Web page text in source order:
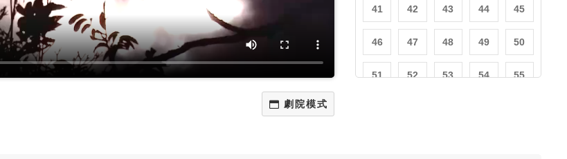
41 42 43 44 45
46 47 48 49 50
51 52 53 54 55